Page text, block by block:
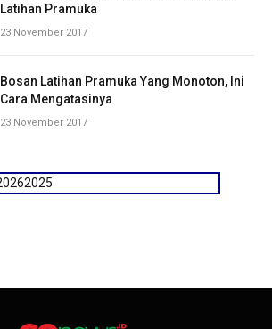
Latihan Pramuka
23 November 2017
Bosan Latihan Pramuka Yang Monoton, Ini
Cara Mengatasinya
23 November 2017